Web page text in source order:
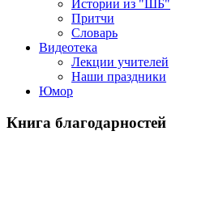
Истории из "ШБ"
Притчи
Словарь
Видеотека
Лекции учителей
Наши праздники
Юмор
Книга благодарностей